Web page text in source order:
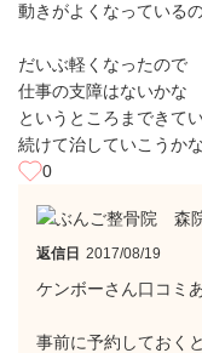
動きがよくなっている
だいぶ軽くなったので
仕事の支障はないかな
というところまできて
続けて治していこうか
0
返信日 2017/08/19
ケンボーさん口コミ
事前に予約しておく